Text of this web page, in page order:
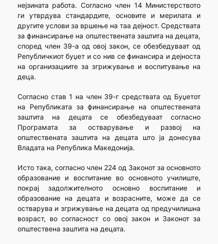
нејзината работа. Согласно член 14 Министерството
ги утврдува стандардите, основите и мерилата и
другите услови за вршење на таа дејност. Средствата
за финансирање на општествената заштита на децата,
според член 39-а од овој закон, се обезбедуваат од
Републичкиот буџет и со нив се финансира и дејноста
на организациите за згрижување и воспитување на
деца.
Согласно став 1 на член 39-г средствата од Буџетот
на Републиката за финансирање на општествената
заштита на децата се обезбедуваат согласно
Програмата за остварување и развој на
општествената заштита на децата што ја донесува
Владата на Република Македонија.
Исто така, согласно член 224 од Законот за основното
образование и воспитание во основното училиште,
покрај задолжителното основно воспитание и
образование на децата и возрасните, може да се
остварува и згрижување на децата од предучилишна
возраст, во согласност со овој закон и Законот за
општествена заштита на децата.